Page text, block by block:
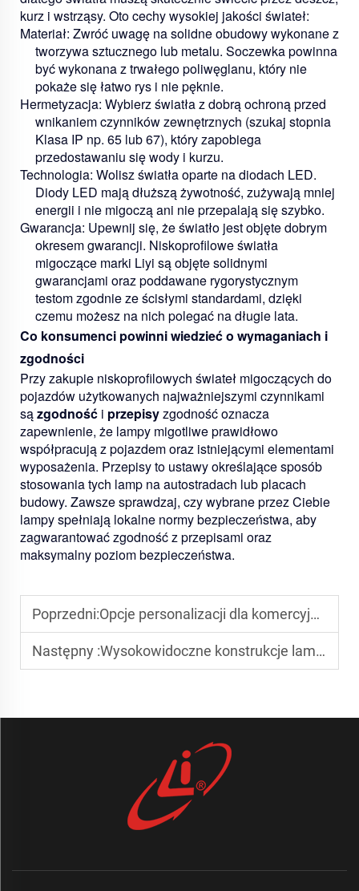
kurz i wstrząsy. Oto cechy wysokiej jakości świateł:
Materiał: Zwróć uwagę na solidne obudowy wykonane z
tworzywa sztucznego lub metalu. Soczewka powinna
być wykonana z trwałego poliwęglanu, który nie
pokaże się łatwo rys i nie pęknie.
Hermetyzacja: Wybierz światła z dobrą ochroną przed
wnikaniem czynników zewnętrznych (szukaj stopnia
Klasa IP np. 65 lub 67), który zapobiega
przedostawaniu się wody i kurzu.
Technologia: Wolisz światła oparte na diodach LED.
Diody LED mają dłuższą żywotność, zużywają mniej
energii i nie migoczą ani nie przepalają się szybko.
Gwarancja: Upewnij się, że światło jest objęte dobrym
okresem gwarancji. Niskoprofilowe światła
migoczące marki Liyi są objęte solidnymi
gwarancjami oraz poddawane rygorystycznym
testom zgodnie ze ścisłymi standardami, dzięki
czemu możesz na nich polegać na długie lata.
Co konsumenci powinni wiedzieć o wymaganiach i
zgodności
Przy zakupie niskoprofilowych świateł migoczących do
pojazdów użytkowanych najważniejszymi czynnikami
sązgodność i przepisyzgodność oznacza
zapewnienie, że lampy migotliwe prawidłowo
współpracują z pojazdem oraz istniejącymi elementami
wyposażenia. Przepisy to ustawy określające sposób
stosowania tych lamp na autostradach lub placach
budowy. Zawsze sprawdzaj, czy wybrane przez Ciebie
lampy spełniają lokalne normy bezpieczeństwa, aby
zagwarantować zgodność z przepisami oraz
maksymalny poziom bezpieczeństwa.
Poprzedni:Opcje personalizacji dla komercyjnych belek ostrzegawczych
Następny :Wysokowidoczne konstrukcje lamp ostrzegawczych dla pojazdów do utrzymania dróg